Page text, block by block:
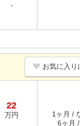
-
お気に入り
22
万円
1ヶ月 /
6ヶ月